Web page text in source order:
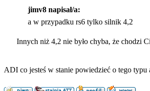
jimv8 napisał/a:
a w przypadku rs6 tylko silnik 4,2
Innych niż 4,2 nie było chyba, że chodzi
ADI co jesteś w stanie powiedzieć o tego typu